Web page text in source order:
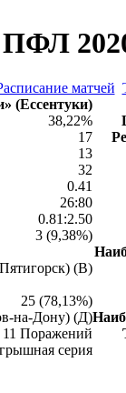
ПФЛ
матчей
(Ессентуки)
38,22%
17
13
32
0.41
26:80
0.81:2.50
3 (9,38%)
(В)
25 (78,13%)
на-Дону) (Д)
11 Поражений
серия